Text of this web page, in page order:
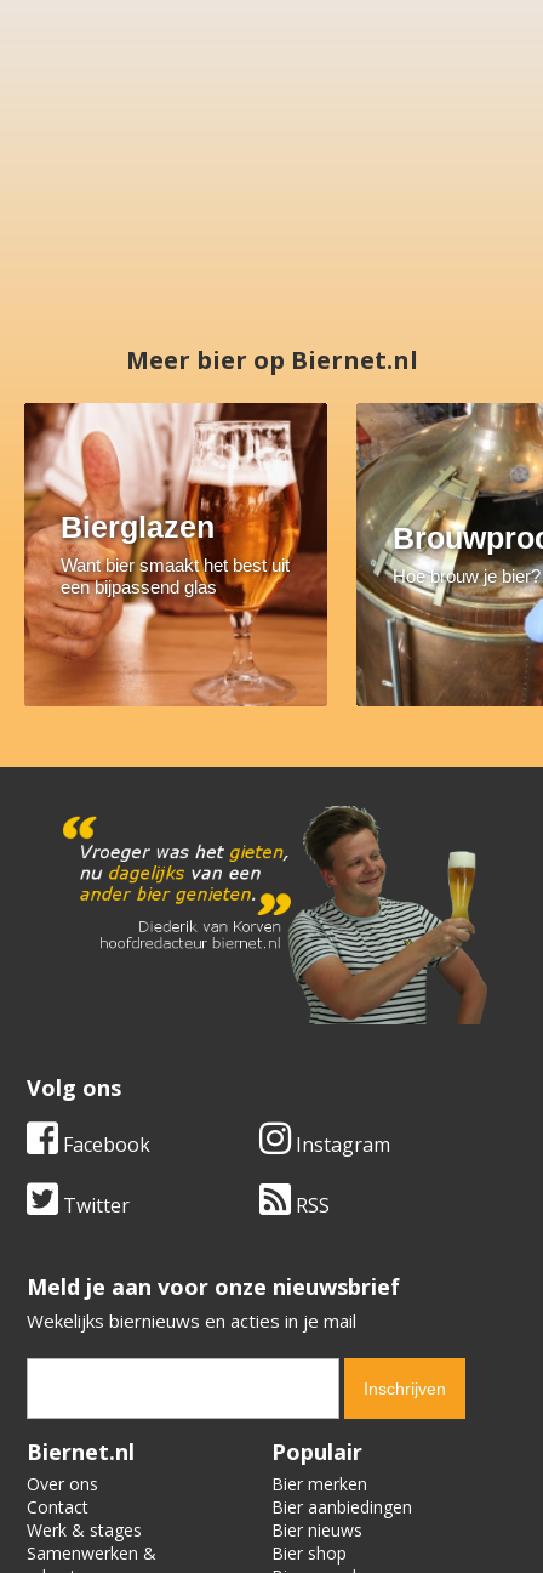
Meer bier op Biernet.nl
Bierglazen
Want bier smaakt het best uit
een bijpassend glas
Hoe brouw je bier?
Volg ons
Facebook Instagram
Twitter RSS
​​​​​​​Meld je aan voor onze nieuwsbrief
Wekelijks biernieuws en acties in je mail
Verification code:
Biernet.nl
Over ons
Contact
Werk & stages
Samenwerken &
Populair
Bier merken
Bier aanbiedingen
Bier nieuws
Bier shop